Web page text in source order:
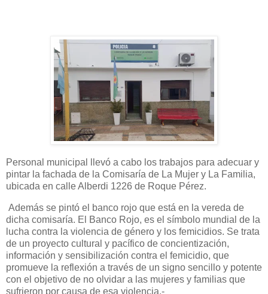
Personal municipal llevó a cabo los trabajos para adecuar y
pintar la fachada de la Comisaría de La Mujer y La Familia,
ubicada en calle Alberdi 1226 de Roque Pérez.
Además se pintó el banco rojo que está en la vereda de
dicha comisaría. El Banco Rojo, es el símbolo mundial de la
lucha contra la violencia de género y los femicidios. Se trata
de un proyecto cultural y pacífico de concientización,
información y sensibilización contra el femicidio, que
promueve la reflexión a través de un signo sencillo y potente
con el objetivo de no olvidar a las mujeres y familias que
sufrieron por causa de esa violencia.-